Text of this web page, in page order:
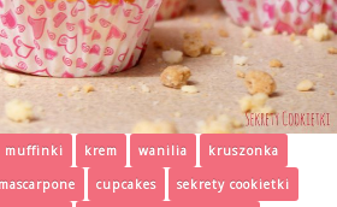
muffinki krem wanilia
kruszonka
mascarpone cupcakes
sekrety cookietki